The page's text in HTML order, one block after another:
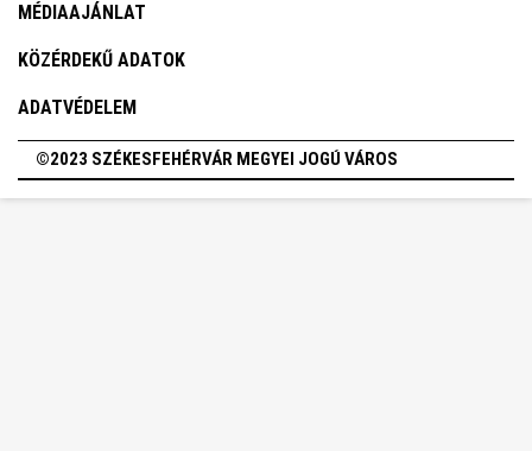
MÉDIAAJÁNLAT
KÖZÉRDEKŰ ADATOK
ADATVÉDELEM
©2023 SZÉKESFEHÉRVÁR MEGYEI JOGÚ VÁROS